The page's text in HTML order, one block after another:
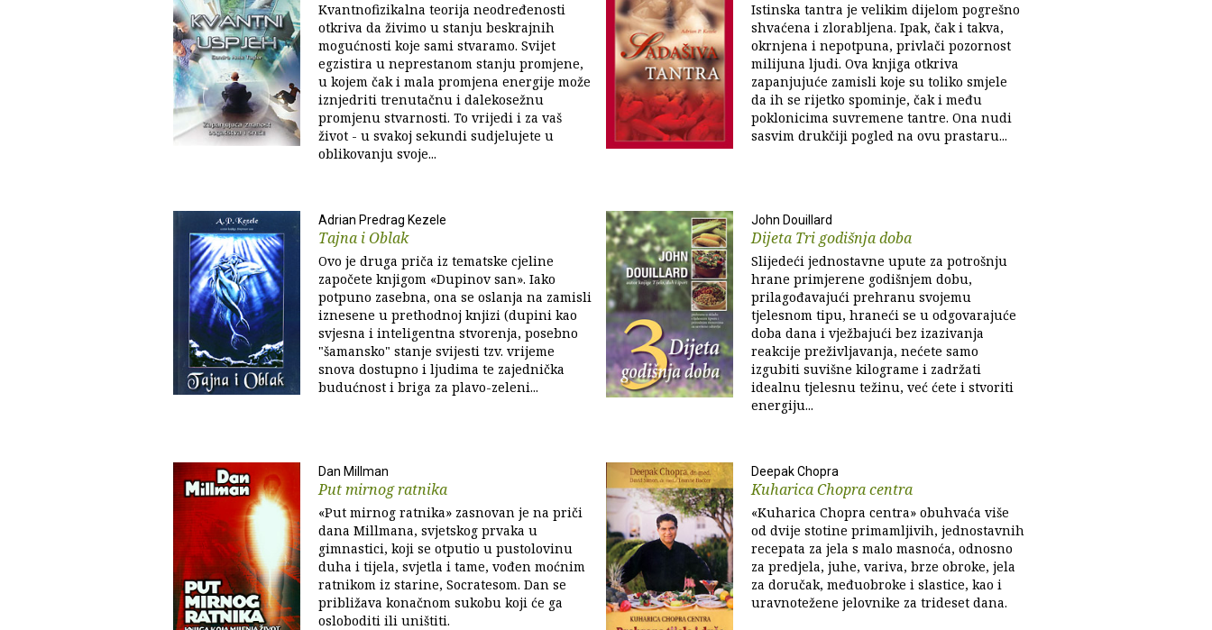
Kvantnofizikalna teorija neodređenosti
otkriva da živimo u stanju beskrajnih
mogućnosti koje sami stvaramo. Svijet
egzistira u neprestanom stanju promjene,
u kojem čak i mala promjena energije može
iznjedriti trenutačnu i dalekosežnu
promjenu stvarnosti. To vrijedi i za vaš
život - u svakoj sekundi sudjelujete u
oblikovanju svoje...
Istinska tantra je velikim dijelom pogrešno
shvaćena i zlorabljena. Ipak, čak i takva,
okrnjena i nepotpuna, privlači pozornost
milijuna ljudi. Ova knjiga otkriva
zapanjujuće zamisli koje su toliko smjele
da ih se rijetko spominje, čak i među
poklonicima suvremene tantre. Ona nudi
sasvim drukčiji pogled na ovu prastaru...
Adrian Predrag Kezele
Tajna i Oblak
Ovo je druga priča iz tematske cjeline
započete knjigom «Dupinov san». Iako
potpuno zasebna, ona se oslanja na zamisli
iznesene u prethodnoj knjizi (dupini kao
svjesna i inteligentna stvorenja, posebno
"šamansko" stanje svijesti tzv. vrijeme
snova dostupno i ljudima te zajednička
budućnost i briga za plavo-zeleni...
John Douillard
Dijeta Tri godišnja doba
Slijedeći jednostavne upute za potrošnju
hrane primjerene godišnjem dobu,
prilagođavajući prehranu svojemu
tjelesnom tipu, hraneći se u odgovarajuće
doba dana i vježbajući bez izazivanja
reakcije preživljavanja, nećete samo
izgubiti suvišne kilograme i zadržati
idealnu tjelesnu težinu, već ćete i stvoriti
energiju...
Dan Millman
Put mirnog ratnika
«Put mirnog ratnika» zasnovan je na priči
dana Millmana, svjetskog prvaka u
gimnastici, koji se otputio u pustolovinu
duha i tijela, svjetla i tame, vođen moćnim
ratnikom iz starine, Socratesom. Dan se
približava konačnom sukobu koji će ga
osloboditi ili uništiti.
Deepak Chopra
Kuharica Chopra centra
«Kuharica Chopra centra» obuhvaća više
od dvije stotine primamljivih, jednostavnih
recepata za jela s malo masnoća, odnosno
za predjela, juhe, variva, brze obroke, jela
za doručak, međuobroke i slastice, kao i
uravnotežene jelovnike za trideset dana.